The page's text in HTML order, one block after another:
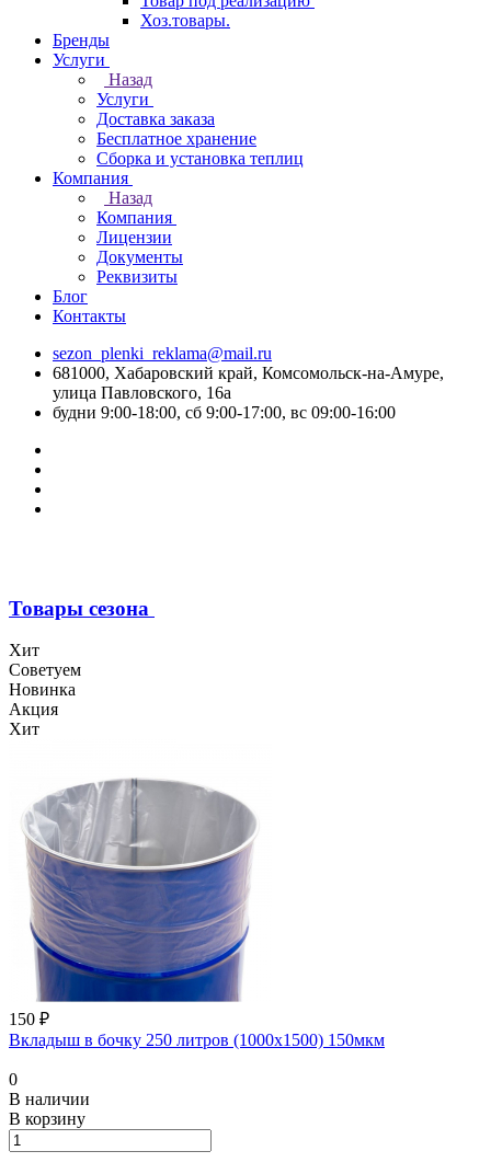
Хоз.товары.
Бренды
Услуги
Назад
Услуги
Доставка заказа
Бесплатное хранение
Сборка и установка теплиц
Компания
Назад
Компания
Лицензии
Документы
Реквизиты
Блог
Контакты
sezon_plenki_reklama@mail.ru
681000, Хабаровский край, Комсомольск-на-Амуре,
улица Павловского, 16а
будни 9:00-18:00, сб 9:00-17:00, вс 09:00-16:00
Товары сезона
Хит
Советуем
Новинка
Акция
Хит
150 ₽
Вкладыш в бочку 250 литров (1000х1500) 150мкм
0
В наличии
В корзину